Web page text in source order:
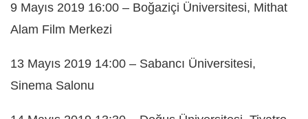
9 Mayıs 2019 16:00 – Boğaziçi Üniversitesi, Mithat
Alam Film Merkezi
13 Mayıs 2019 14:00 – Sabancı Üniversitesi,
Sinema Salonu